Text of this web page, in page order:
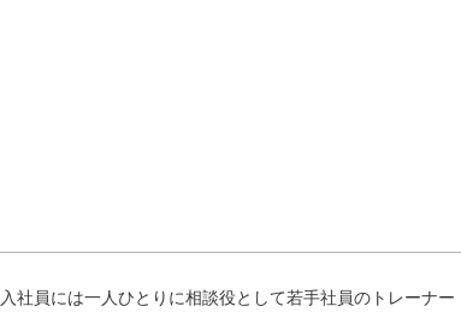
社員には一人ひとりに相談役として若手社員のトレーナー